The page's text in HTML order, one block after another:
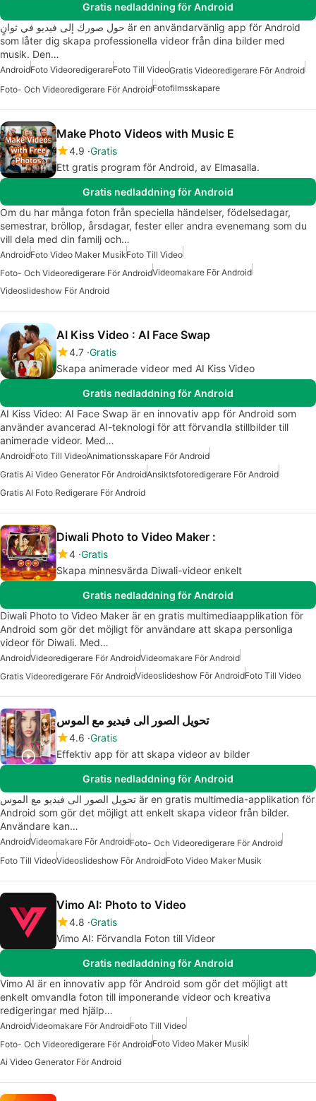
Gratis nedladdning för Android
حول صورك إلى فيديو في ثوانٍ är en användarvänlig app för Android
som låter dig skapa professionella videor från dina bilder med
musik. Den…
AndroidFoto VideoredigerareFoto Till VideoGratis Videoredigerare För Android
Foto- Och Videoredigerare För AndroidFotofilmsskapare
Make Photo Videos with Music E
4.9 Gratis
Ett gratis program för Android, av Elmasalla.
Gratis nedladdning för Android
Om du har många foton från speciella händelser, födelsedagar,
semestrar, bröllop, årsdagar, fester eller andra evenemang som du
vill dela med din familj och…
AndroidFoto Video Maker MusikFoto Till Video
Foto- Och Videoredigerare För AndroidVideomakare För Android
Videoslideshow För Android
AI Kiss Video : AI Face Swap
4.7 Gratis
Skapa animerade videor med AI Kiss Video
Gratis nedladdning för Android
AI Kiss Video: AI Face Swap är en innovativ app för Android som
använder avancerad AI-teknologi för att förvandla stillbilder till
animerade videor. Med…
AndroidFoto Till VideoAnimationsskapare För Android
Gratis Ai Video Generator För AndroidAnsiktsfotoredigerare För Android
Gratis AI Foto Redigerare För Android
Diwali Photo to Video Maker :
4 Gratis
Skapa minnesvärda Diwali-videor enkelt
Gratis nedladdning för Android
Diwali Photo to Video Maker är en gratis multimediaapplikation för
Android som gör det möjligt för användare att skapa personliga
videor för Diwali. Med…
AndroidVideoredigerare För AndroidVideomakare För Android
Gratis Videoredigerare För AndroidVideoslideshow För AndroidFoto Till Video
تحويل الصور الى فيديو مع الموس
4.6 Gratis
Effektiv app för att skapa videor av bilder
Gratis nedladdning för Android
تحويل الصور الى فيديو مع الموس är en gratis multimedia-applikation för
Android som gör det möjligt att enkelt skapa videor från bilder.
Användare kan…
AndroidVideomakare För AndroidFoto- Och Videoredigerare För Android
Foto Till VideoVideoslideshow För AndroidFoto Video Maker Musik
Vimo AI: Photo to Video
4.8 Gratis
Vimo AI: Förvandla Foton till Videor
Gratis nedladdning för Android
Vimo AI är en innovativ app för Android som gör det möjligt att
enkelt omvandla foton till imponerande videor och kreativa
redigeringar med hjälp…
AndroidVideomakare För AndroidFoto Till Video
Foto- Och Videoredigerare För AndroidFoto Video Maker Musik
Ai Video Generator För Android